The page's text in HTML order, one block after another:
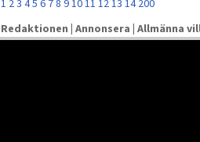
1 23 45 6 78 91011 1213 14 200
Redaktionen | Annonsera | Allmänna